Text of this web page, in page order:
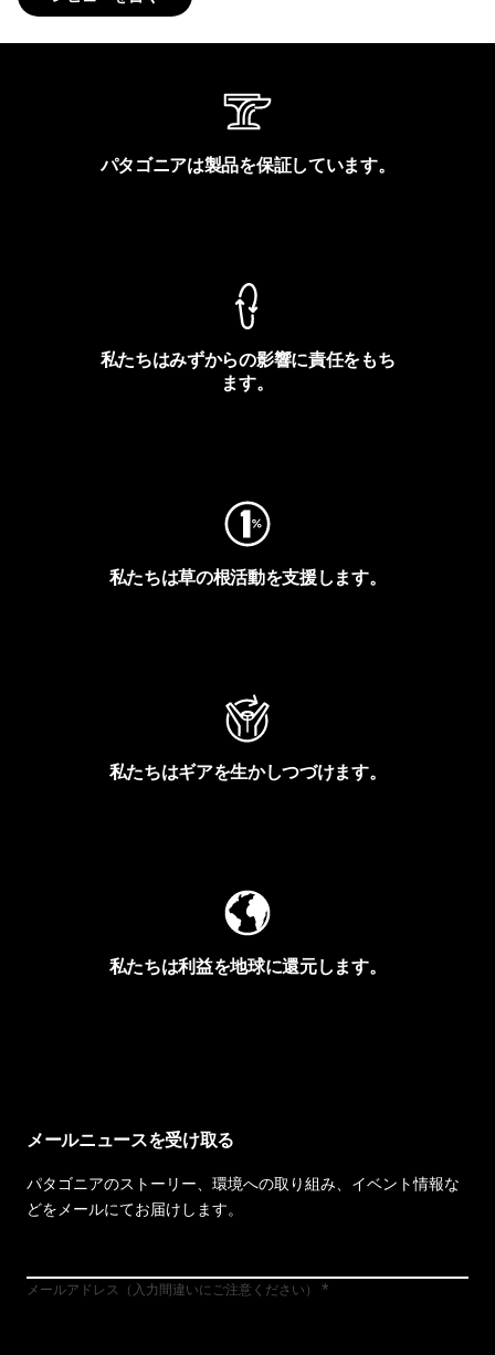
パタゴニアは製品を保証しています。
私たちはみずからの影響に責任をもち
ます。
私たちは草の根活動を支援します。
私たちはギアを生かしつづけます。
私たちは利益を地球に還元します。
メールニュースを受け取る
パタゴニアのストーリー、環境への取り組み、イベント情報な
どをメールにてお届けします。
メールアドレス（入力間違いにご注意ください）